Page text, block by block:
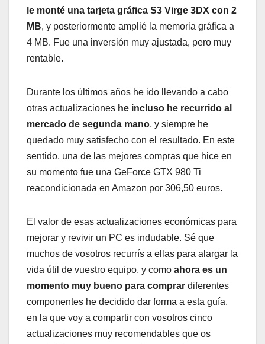
le monté una tarjeta gráfica S3 Virge 3DX con 2
MB, y posteriormente amplié la memoria gráfica a
4 MB. Fue una inversión muy ajustada, pero muy
rentable.
Durante los últimos años he ido llevando a cabo
otras actualizaciones he incluso he recurrido al
mercado de segunda mano, y siempre he
quedado muy satisfecho con el resultado. En este
sentido, una de las mejores compras que hice en
su momento fue una GeForce GTX 980 Ti
reacondicionada en Amazon por 306,50 euros.
El valor de esas actualizaciones económicas para
mejorar y revivir un PC es indudable. Sé que
muchos de vosotros recurrís a ellas para alargar la
vida útil de vuestro equipo, y como ahora es un
momento muy bueno para comprar diferentes
componentes he decidido dar forma a esta guía,
en la que voy a compartir con vosotros cinco
actualizaciones muy recomendables que os